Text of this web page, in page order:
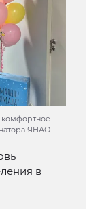
комфортное.
ЯНАО
в